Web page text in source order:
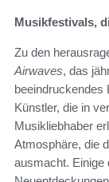
Musikfestivals,
Zu den
Airwaves, das
beeindruckendes
Künstler, die in
Musikliebhaber
Atmosphäre, die
ausmacht. Einige